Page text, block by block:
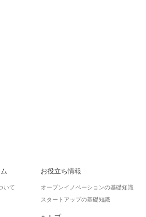
いて
お役立ち情報
オープンイノベーションの基礎知識
スタートアップの基礎知識